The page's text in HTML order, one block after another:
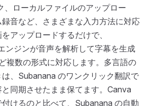
、ローカルファイルのアップロー
録音など、さまざまな入力方法に対応
アップロードするだけで、
ンジンが音声を解析して字幕を生成
複数の形式に対応します。多言語の
、Subanana のワンクリック翻訳で
同期させたまま保てます。Canva
けるのと比べて、Subanana の自動